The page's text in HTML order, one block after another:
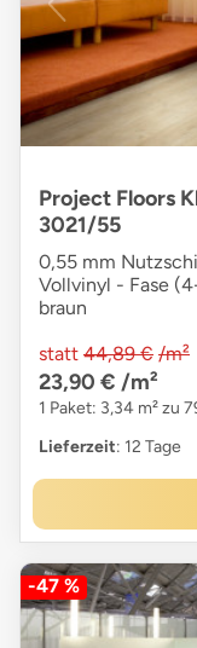
Project Floors
3021/55
0,55 mm
Vollvinyl - Fase
braun
statt 44,89 € /m²
23,90 € /m²
1 Paket: 3,34 m² zu
Lieferzeit: 12 Tage
-47 %